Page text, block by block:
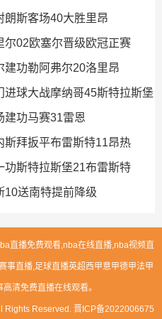
朗斯客场40大胜里昂
尔02欧塞尔晋级欧冠正赛
建功勒阿弗尔20洛里昂
进球大战摩纳哥45斯特拉斯堡
建功马赛31雷恩
斯拜扳平布雷斯特11昂热
功斯特拉斯堡21布雷斯特
10送南特提前降级
直播免费观看,nba在线直播,nba视频直
事直播,足球直播英超西甲意甲德甲法甲
清免费直播在线观看。
Rights Reserved. 晋ICP备2022006675